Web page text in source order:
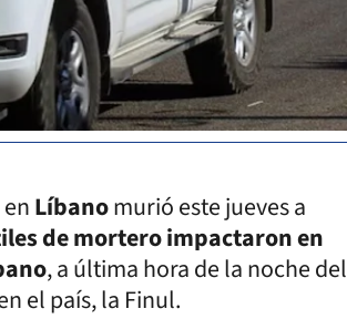
enLíbanomurió este jueves a
de mortero impactaron en
, a última hora de la noche del
el país, la Finul.